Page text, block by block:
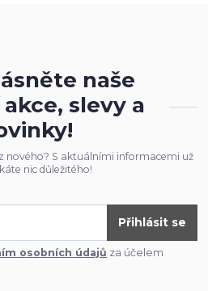
naše
slevy a
nového? S aktuálními informacemi už
nic důležitého!
Přihlásit se
osobních údajů za účelem